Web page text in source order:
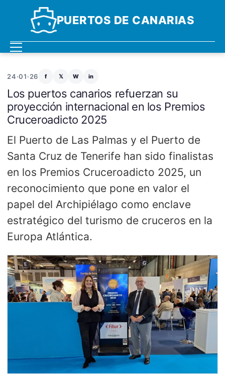
PUERTOS DE CANARIAS
24·01·26 f 𝕏 W in
Los puertos canarios refuerzan su
proyección internacional en los Premios
Cruceroadicto 2025
El Puerto de Las Palmas y el Puerto de
Santa Cruz de Tenerife han sido finalistas
en los Premios Cruceroadicto 2025, un
reconocimiento que pone en valor el
papel del Archipiélago como enclave
estratégico del turismo de cruceros en la
Europa Atlántica.